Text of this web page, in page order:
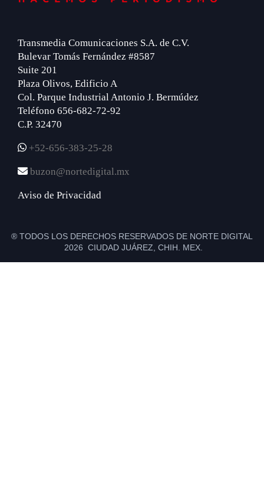
Transmedia Comunicaciones S.A. de C.V.
Bulevar Tomás Fernández #8587
Suite 201
Plaza Olivos, Edificio A
Col. Parque Industrial Antonio J. Bermúdez
Teléfono 656-682-72-92
C.P. 32470
+52-656-383-25-28
buzon@nortedigital.mx
Aviso de Privacidad
® TODOS LOS DERECHOS RESERVADOS DE NORTE DIGITAL
2026 CIUDAD JUÁREZ, CHIH. MEX.